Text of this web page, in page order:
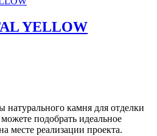
YELLOW
камня для отделки
подобрать идеальное
месте реализации проекта.